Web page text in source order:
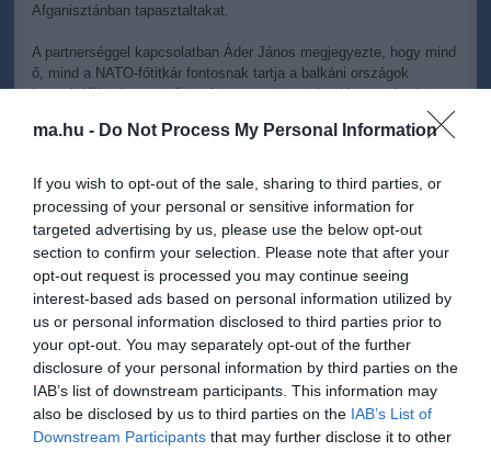
ma.hu - Do Not Process My Personal Information
If you wish to opt-out of the sale, sharing to third parties, or
processing of your personal or sensitive information for
targeted advertising by us, please use the below opt-out
section to confirm your selection. Please note that after your
opt-out request is processed you may continue seeing
interest-based ads based on personal information utilized by
us or personal information disclosed to third parties prior to
your opt-out. You may separately opt-out of the further
disclosure of your personal information by third parties on the
IAB’s list of downstream participants. This information may
also be disclosed by us to third parties on the IAB’s List of
Downstream Participants that may further disclose it to other
Afganisztánban tapasztaltakat.
A partnerséggel kapcsolatban Áder János megjegyezte, hogy mind
ő, mind a NATO-főtitkár fontosnak tartja a balkáni országok
integrációját, és ugyanilyen fontos a transzatlanti kapcsolatok
legfontosabb célkitűzése" - hangsúlyozta az államfő. A
Rasmussen Magyarországra látogat, ahol felkeresi majd a pápai
légibázist is.
Anders Fogh Rasmussen a találkozót követően maga is
megemlítette a pápai légibázist, mint olyan jelentős projektet,
amellyel Magyarország komoly részt vállal a NATO feladataiból.
Pápán Magyarország 3 C-17-es nagy hatótávolságú katonai
szállító repülőgépnek ad otthont, amivel hozzájárul a NATO
stratégiai légiszállítási képességeihez.
A NATO főtitkára köszönetet mondott a köztársasági elnöknek,
amiért a magyar katonák részt vesznek a külföldi missziókban,
egyúttal Magyarországot megbízható szövetségesnek nevezte. "A
magyar katonák azáltal, hogy segédkeznek az afgán katonák és